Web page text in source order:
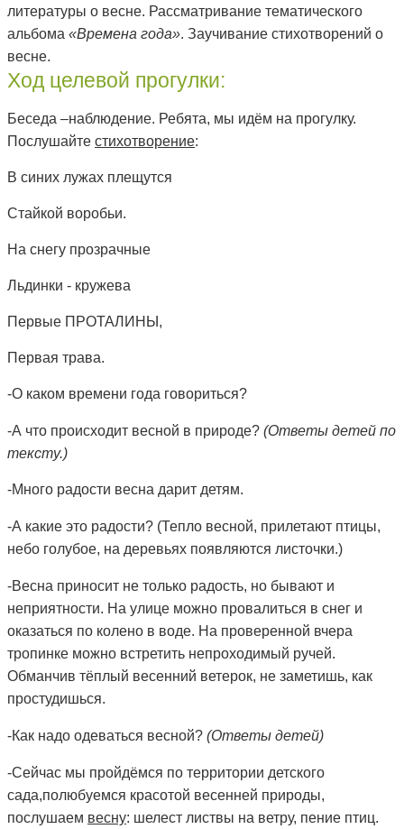
литературы о весне. Рассматривание тематического
альбома «Времена года». Заучивание стихотворений о
весне.
Ход целевой прогулки:
Беседа –наблюдение. Ребята, мы идём на прогулку.
Послушайте стихотворение:
В синих лужах плещутся
Стайкой воробьи.
На снегу прозрачные
Льдинки - кружева
Первые ПРОТАЛИНЫ,
Первая трава.
-О каком времени года говориться?
-А что происходит весной в природе? (Ответы детей по
тексту.)
-Много радости весна дарит детям.
-А какие это радости? (Тепло весной, прилетают птицы,
небо голубое, на деревьях появляются листочки.)
-Весна приносит не только радость, но бывают и
неприятности. На улице можно провалиться в снег и
оказаться по колено в воде. На проверенной вчера
тропинке можно встретить непроходимый ручей.
Обманчив тёплый весенний ветерок, не заметишь, как
простудишься.
-Как надо одеваться весной? (Ответы детей)
-Сейчас мы пройдёмся по территории детского
сада,полюбуемся красотой весенней природы,
послушаем весну: шелест листвы на ветру, пение птиц.